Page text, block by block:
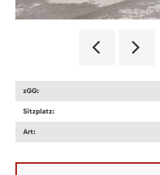
zGG:
Sitzplatz:
Art: